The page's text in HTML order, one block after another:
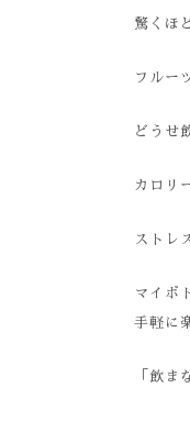
驚くほ
フルー
どうせ
カロリ
ストレ
マイボ
手軽に
「飲ま